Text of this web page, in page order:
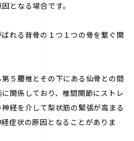
となる場合です。
れる背骨の１つ１つの骨を繋ぐ関
５腰椎とその下にある仙骨との間
関係しており、椎間関節にストレ
経を介して梨状筋の緊張が高まる
症状の原因となることがありま